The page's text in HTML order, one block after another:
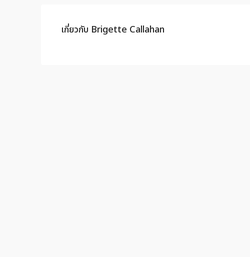
เกี่ยวกับ Brigette Callahan